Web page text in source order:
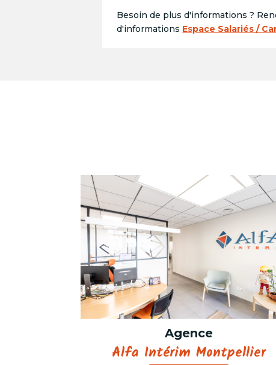
Besoin de plus d'informations ?
d'informations Espace Salariés /
Agence
Alfa Intérim Montpellier